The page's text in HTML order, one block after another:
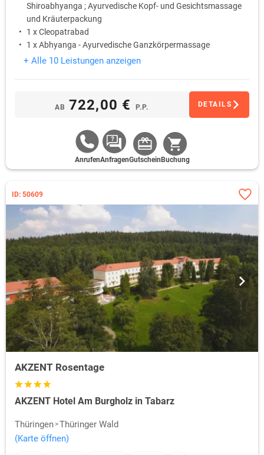
Shiroabhyanga ; Ayurvedische Kopf- und Gesichtsmassage
und Kräuterpackung
1 x Cleopatrabad
1 x Abhyanga - Ayurvedische Ganzkörpermassage
+ Alle 10 Leistungen anzeigen
AB 722,00 € P.P. DETAILS
AnrufenAnfragenGutschein Buchung
ID: 50609
AKZENT Rosentage
AKZENT Hotel Am Burgholz in Tabarz
Thüringen Thüringer Wald
(Karte öffnen)